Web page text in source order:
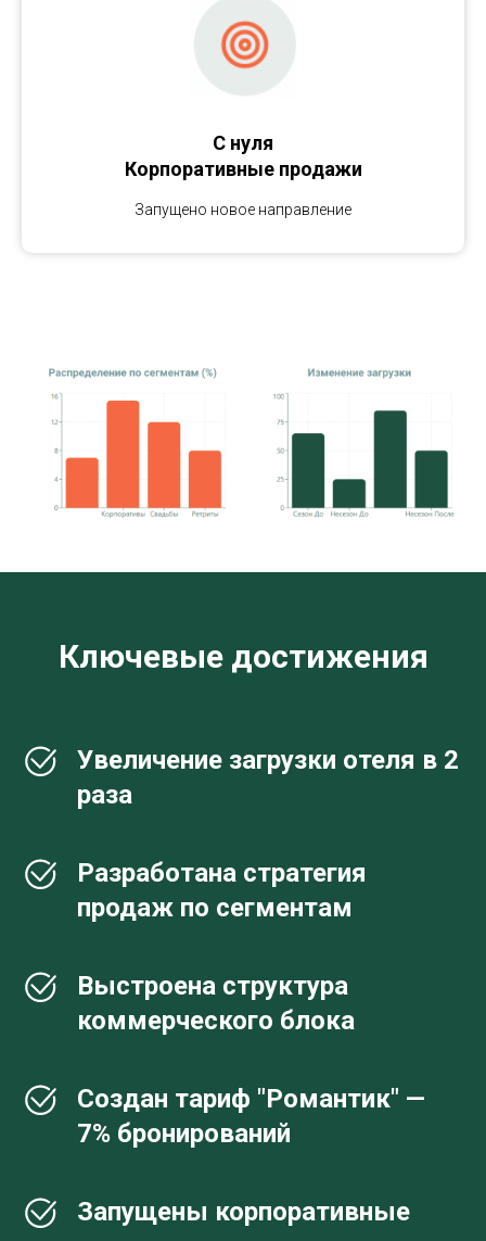
С нуля
Корпоративные продажи
Запущено новое направление
Ключевые достижения
Увеличение загрузки отеля в 2
раза
Разработана стратегия
продаж по сегментам
Выстроена структура
коммерческого блока
Создан тариф "Романтик" —
7% бронирований
Запущены корпоративные